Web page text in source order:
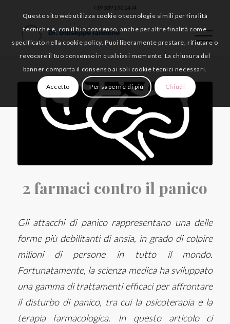
+39 339 190 1474
2 farmaci contro il panico
Gli attacchi di panicorappresentano una delle
forme più debilitanti di ansia, in grado di colpire
milioni di persone in tutto il mondo.
Fortunatamente, la scienza medica ha sviluppato
una gamma di trattamenti efficaci per affrontare
il disturbo di panico, tra cui la psicoterapiae la
terapia farmacologica. In questo articolo ci
Questo sito web utilizza cookie o tecnologie simili per finalità
tecniche e, con il tuo consenso, anche per altre finalità come
specificato nella cookie policy. Puoi liberamente prestare, rifiutare o
revocare il tuo consenso in qualsiasi momento. La chiusura del
banner comporta il consenso ai soli cookie tecnici necessari.
Accetto Per saperne di più Chiudi